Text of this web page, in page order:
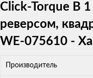
Click-Torque B
реверсом,
WE-075610 -
Производитель